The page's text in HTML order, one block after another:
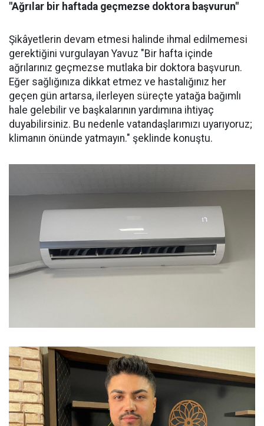
"Ağrılar bir haftada geçmezse doktora başvurun"
Şikâyetlerin devam etmesi halinde ihmal edilmemesi
gerektiğini vurgulayan Yavuz "Bir hafta içinde
ağrılarınız geçmezse mutlaka bir doktora başvurun.
Eğer sağlığınıza dikkat etmez ve hastalığınız her
geçen gün artarsa, ilerleyen süreçte yatağa bağımlı
hale gelebilir ve başkalarının yardımına ihtiyaç
duyabilirsiniz. Bu nedenle vatandaşlarımızı uyarıyoruz;
klimanın önünde yatmayın." şeklinde konuştu.